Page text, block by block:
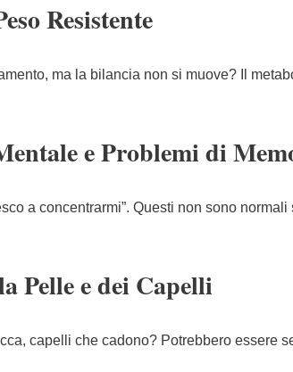
Resistente
ma la bilancia non si muove? Il
e Problemi di
a concentrarmi”. Questi non sono
Pelle e dei Capelli
capelli che cadono? Potrebbero essere